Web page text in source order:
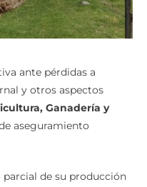
ante pérdidas a
y otros aspectos
Ganadería y
aseguramiento
de su producción